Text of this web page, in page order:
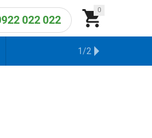
0

022 022
KHO HÀNG CŨ
1/2